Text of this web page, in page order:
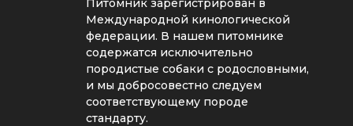
Питомник зарегистрирован в
Международной кинологической
федерации. В нашем питомнике
содержатся исключительно
породистые собаки с родословными,
и мы добросовестно следуем
соответствующему породе
стандарту.